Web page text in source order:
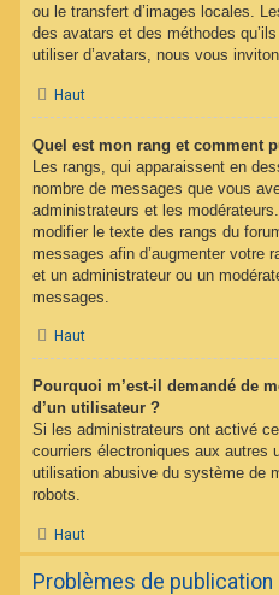
ou le transfert d’images locales.
des avatars et des méthodes
utiliser d’avatars, nous vous
Haut
Quel est mon rang et comment
Les rangs, qui apparaissent en
nombre de messages que vous
administrateurs et les
modifier le texte des rangs du
messages afin d’augmenter votre
et un administrateur ou un
messages.
Haut
Pourquoi m’est-il demandé de
d’un utilisateur ?
Si les administrateurs ont activé
courriers électroniques aux autres
utilisation abusive du système de
robots.
Haut
Problèmes de publication